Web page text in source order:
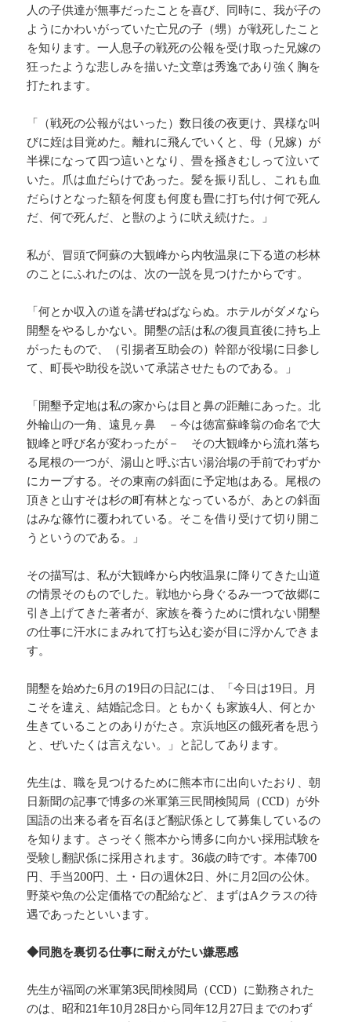
人の子供達が無事だったことを喜び、同時に、我が子の
ようにかわいがっていた亡兄の子（甥）が戦死したこと
を知ります。一人息子の戦死の公報を受け取った兄嫁の
狂ったような悲しみを描いた文章は秀逸であり強く胸を
打たれます。
「（戦死の公報がはいった）数日後の夜更け、異様な叫
びに姪は目覚めた。離れに飛んでいくと、母（兄嫁）が
半裸になって四つ這いとなり、畳を掻きむしって泣いて
いた。爪は血だらけであった。髪を振り乱し、これも血
だらけとなった額を何度も何度も畳に打ち付け何で死ん
だ、何で死んだ、と獣のように吠え続けた。」
私が、冒頭で阿蘇の大観峰から内牧温泉に下る道の杉林
のことにふれたのは、次の一説を見つけたからです。
「何とか収入の道を講ぜねばならぬ。ホテルがダメなら
開墾をやるしかない。開墾の話は私の復員直後に持ち上
がったもので、（引揚者互助会の）幹部が役場に日参し
て、町長や助役を説いて承諾させたものである。」
「開墾予定地は私の家からは目と鼻の距離にあった。北
外輪山の一角、遠見ヶ鼻 －今は徳富蘇峰翁の命名で大
観峰と呼び名が変わったが－ その大観峰から流れ落ち
る尾根の一つが、湯山と呼ぶ古い湯治場の手前でわずか
にカーブする。その東南の斜面に予定地はある。尾根の
頂きと山すそは杉の町有林となっているが、あとの斜面
はみな篠竹に覆われている。そこを借り受けて切り開こ
うというのである。」
その描写は、私が大観峰から内牧温泉に降りてきた山道
の情景そのものでした。戦地から身ぐるみ一つで故郷に
引き上げてきた著者が、家族を養うために慣れない開墾
の仕事に汗水にまみれて打ち込む姿が目に浮かんできま
す。
開墾を始めた6月の19日の日記には、「今日は19日。月
こそを違え、結婚記念日。ともかくも家族4人、何とか
生きていることのありがたさ。京浜地区の餓死者を思う
と、ぜいたくは言えない。」と記してあります。
先生は、職を見つけるために熊本市に出向いたおり、朝
日新聞の記事で博多の米軍第三民間検閲局（CCD）が外
国語の出来る者を百名ほど翻訳係として募集しているの
を知ります。さっそく熊本から博多に向かい採用試験を
受験し翻訳係に採用されます。36歳の時です。本俸700
円、手当200円、土・日の週休2日、外に月2回の公休。
野菜や魚の公定価格での配給など、まずはAクラスの待
遇であったといいます。
◆同胞を裏切る仕事に耐えがたい嫌悪感
先生が福岡の米軍第3民間検閲局（CCD）に勤務された
のは、昭和21年10月28日から同年12月27日までのわず